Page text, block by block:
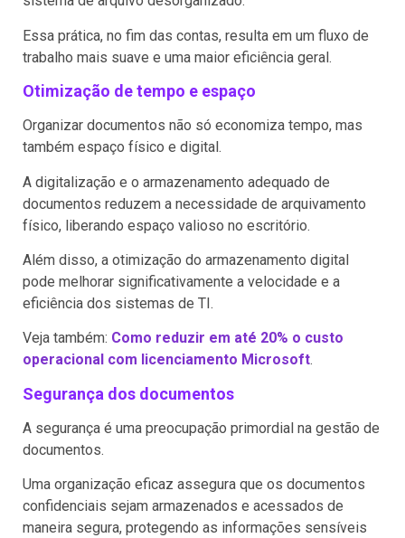
Essa prática, no fim das contas, resulta em um fluxo de
trabalho mais suave e uma maior eficiência geral.
Otimização de tempo e espaço
Organizar documentos não só economiza tempo, mas
também espaço físico e digital.
A digitalização e o armazenamento adequado de
documentos reduzem a necessidade de arquivamento
físico, liberando espaço valioso no escritório.
Além disso, a otimização do armazenamento digital
pode melhorar significativamente a velocidade e a
eficiência dos sistemas de TI.
Veja também: Como reduzir em até 20% o custo
operacional com licenciamento Microsoft.
Segurança dos documentos
A segurança é uma preocupação primordial na gestão de
documentos.
Uma organização eficaz assegura que os documentos
confidenciais sejam armazenados e acessados de
maneira segura, protegendo as informações sensíveis